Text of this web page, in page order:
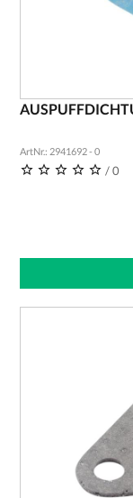
ArtNr.: 2941692 - 0
/ 0